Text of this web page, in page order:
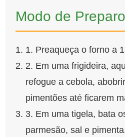
Modo de Preparo
1. Preaqueça o forno a
2. Em uma frigideira,
refogue a cebola,
pimentões até ficarem
3. Em uma tigela, bata
parmesão, sal e